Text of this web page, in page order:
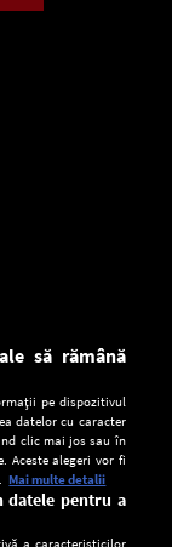
smartphone:
să rămână
pe dispozitivul
datelor cu caracter
clic mai jos sau în
Aceste alegeri vor fi
Mai multe detalii
datele pentru a
a caracteristicilor